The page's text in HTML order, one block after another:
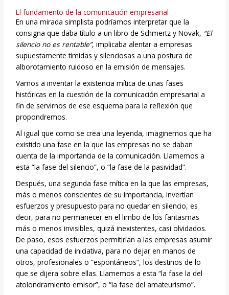
El fundamento de la comunicación empresarial
En una mirada simplista podríamos interpretar que la
consigna que daba título a un libro de Schmertz y Novak, “El
silencio no es rentable”, implicaba alentar a empresas
supuestamente tímidas y silenciosas a una postura de
alborotamiento ruidoso en la emisión de mensajes.
Vamos a inventar la existencia mítica de unas fases
históricas en la cuestión de la comunicación empresarial a
fin de servirnos de ese esquema para la reflexión que
propondremos.
Al igual que como se crea una leyenda, imaginemos que ha
existido una fase en la que las empresas no se daban
cuenta de la importancia de la comunicación. Llamemos a
esta “la fase del silencio”, o “la fase de la pasividad”.
Después, una segunda fase mítica en la que las empresas,
más o menos conscientes de su importancia, invertían
esfuerzos y presupuesto para no quedar en silencio, es
decir, para no permanecer en el limbo de los fantasmas
más o menos invisibles, quizá inexistentes, casi olvidados.
De paso, esos esfuerzos permitirían a las empresas asumir
una capacidad de iniciativa, para no dejar en manos de
otros, profesionales o “espontáneos”, los destinos de lo
que se dijera sobre ellas. Llamemos a esta “la fase la del
atolondramiento emisor”, o “la fase del amateurismo”.